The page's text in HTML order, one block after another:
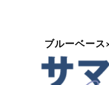
ブルーベー